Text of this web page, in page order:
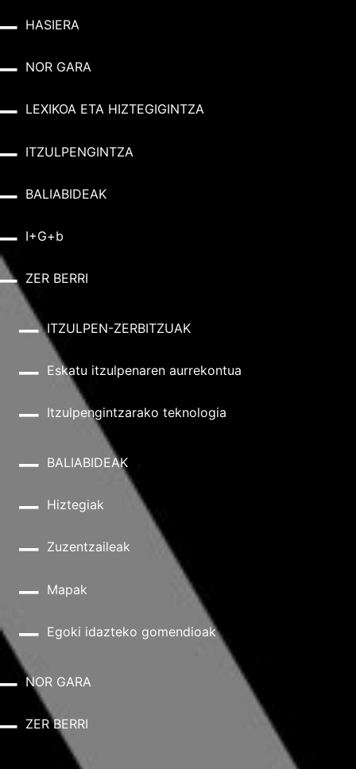
HASIERA
NOR GARA
LEXIKOA ETA HIZTEGIGINTZA
ITZULPENGINTZA
BALIABIDEAK
I+G+b
ZER BERRI
ITZULPEN-ZERBITZUAK
Eskatu itzulpenaren aurrekontua
Itzulpengintzarako teknologia
BALIABIDEAK
Hiztegiak
Zuzentzaileak
Mapak
Egoki idazteko gomendioak
NOR GARA
ZER BERRI